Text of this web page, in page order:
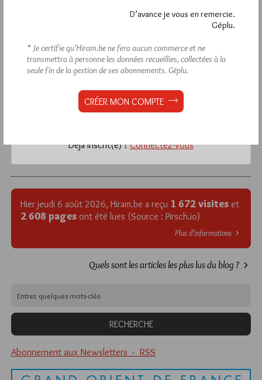
La rédaction de commentaires est
Si vous souhaitez rédiger des
commentaires, vous devez :
VOUS INSCRIRE
Déjà inscrit(e) ?Connectez-vous
Hier jeudi 6 août 2026, Hiram.be a reçu 1 672 visites et
2 608 pages ont été lues (Source : Pirsch.io)
Plus d’informations
Quels sont les articles les plus lus du blog ?
Abonnement aux Newsletters - RSS
D’avance je vous en remercie.
Géplu.
* Je certifie qu’Hiram.be ne fera aucun commerce et ne
transmettra à personne les données recueillies, collectées à la
seule fin de la gestion de ses abonnements. Géplu.
CRÉER MON COMPTE